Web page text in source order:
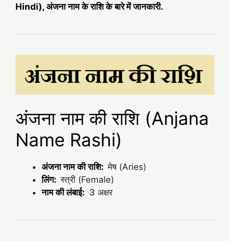
Hindi), अंजना नाम के राशि के बारे में जानकारी.
अंजना नाम की राशि (Anjana
Name Rashi)
अंजना नाम की राशि:मेष (Aries)
लिंग:स्त्री (Female)
नाम की लंबाई: 3 अक्षर